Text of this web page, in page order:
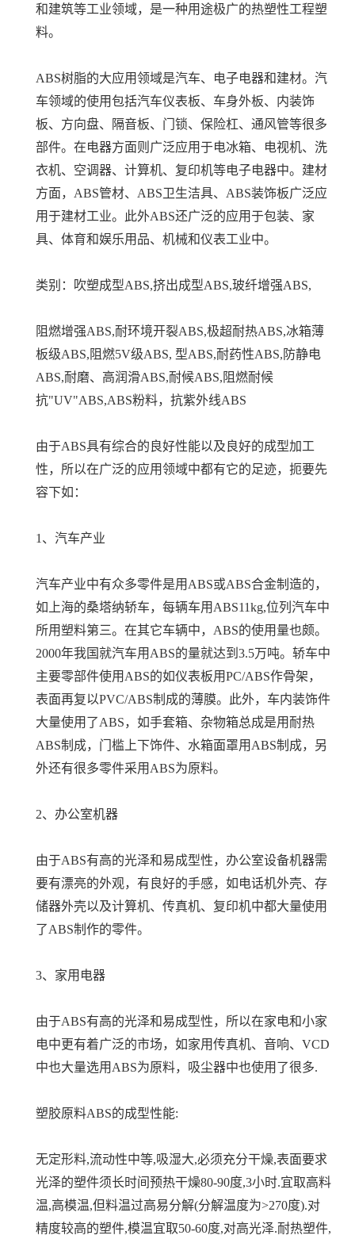
和建筑等工业领域，是一种用途极广的热塑性工程塑
料。
ABS树脂的大应用领域是汽车、电子电器和建材。汽
车领域的使用包括汽车仪表板、车身外板、内装饰
板、方向盘、隔音板、门锁、保险杠、通风管等很多
部件。在电器方面则广泛应用于电冰箱、电视机、洗
衣机、空调器、计算机、复印机等电子电器中。建材
方面，ABS管材、ABS卫生洁具、ABS装饰板广泛应
用于建材工业。此外ABS还广泛的应用于包装、家
具、体育和娱乐用品、机械和仪表工业中。
类别：吹塑成型ABS,挤出成型ABS,玻纤增强ABS,
阻燃增强ABS,耐环境开裂ABS,极超耐热ABS,冰箱薄
板级ABS,阻燃5V级ABS, 型ABS,耐药性ABS,防静电
ABS,耐磨、高润滑ABS,耐候ABS,阻燃耐候
抗"UV"ABS,ABS粉料，抗紫外线ABS
由于ABS具有综合的良好性能以及良好的成型加工
性，所以在广泛的应用领域中都有它的足迹，扼要先
容下如：
1、汽车产业
汽车产业中有众多零件是用ABS或ABS合金制造的，
如上海的桑塔纳轿车，每辆车用ABS11kg,位列汽车中
所用塑料第三。在其它车辆中，ABS的使用量也颇。
2000年我国就汽车用ABS的量就达到3.5万吨。轿车中
主要零部件使用ABS的如仪表板用PC/ABS作骨架，
表面再复以PVC/ABS制成的薄膜。此外，车内装饰件
大量使用了ABS，如手套箱、杂物箱总成是用耐热
ABS制成，门槛上下饰件、水箱面罩用ABS制成，另
外还有很多零件采用ABS为原料。
2、办公室机器
由于ABS有高的光泽和易成型性，办公室设备机器需
要有漂亮的外观，有良好的手感，如电话机外壳、存
储器外壳以及计算机、传真机、复印机中都大量使用
了ABS制作的零件。
3、家用电器
由于ABS有高的光泽和易成型性，所以在家电和小家
电中更有着广泛的市场，如家用传真机、音响、VCD
中也大量选用ABS为原料，吸尘器中也使用了很多.
塑胶原料ABS的成型性能:
无定形料,流动性中等,吸湿大,必须充分干燥,表面要求
光泽的塑件须长时间预热干燥80-90度,3小时.宜取高料
温,高模温,但料温过高易分解(分解温度为>270度).对
精度较高的塑件,模温宜取50-60度,对高光泽.耐热塑件,